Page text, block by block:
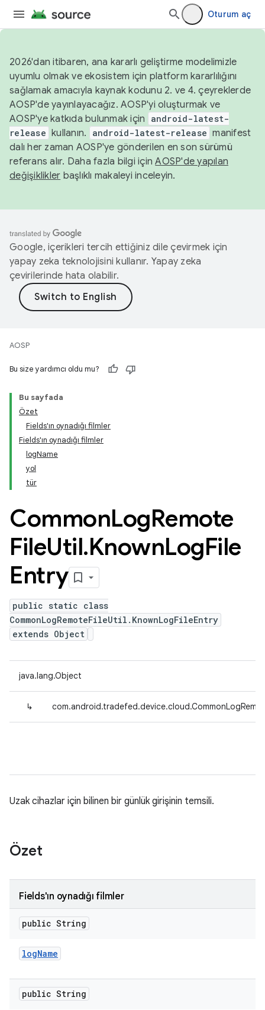
Oturum aç
2026'dan itibaren, ana kararlı geliştirme modelimizle
uyumlu olmak ve ekosistem için platform kararlılığını
sağlamak amacıyla kaynak kodunu 2. ve 4. çeyreklerde
AOSP'de yayınlayacağız. AOSP'yi oluşturmak ve
AOSP'ye katkıda bulunmak için
android-latest-
release kullanın. android-latest-release manifest
dalı her zaman AOSP'ye gönderilen en son sürümü
referans alır. Daha fazla bilgi içinAOSP'de yapılan
değişiklikler başlıklı makaleyi inceleyin.
Google, içerikleri tercih ettiğiniz dile çevirmek için
yapay zeka teknolojisini kullanır. Yapay zeka
çevirilerinde hata olabilir.
AOSP
Bu size yardımcı oldu mu?
Bu sayfada
Özet
Fields'ın oynadığı filmler
Fields'ın oynadığı filmler
logName
yol
tür
CommonLogRemote
FileUtil.KnownLogFile
Entry
public static class
CommonLogRemoteFileUtil.KnownLogFileEntry
extends Object
java.lang.Object
↳
Uzak cihazlar için bilinen bir günlük girişinin temsili.
Özet
Fields'ın oynadığı filmler
public String
logName
public String